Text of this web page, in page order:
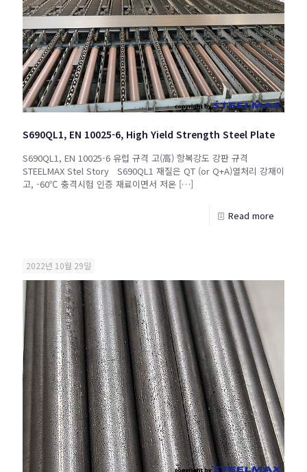
S690QL1, EN 10025-6, High Yield Strength Steel Plate
S690QL1, EN 10025-6 유럽 규격 고(高) 항복강도 강판 규격
STEELMAX Stel Story S690QL1 재질은 QT (or Q+A)열처리 강재이
고, -60℃ 충격시험 인증 재료이면서 저온 […]
Read more
2022년 10월 29일